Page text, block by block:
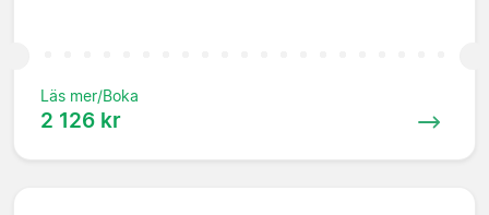
Läs mer/Boka
2 126 kr